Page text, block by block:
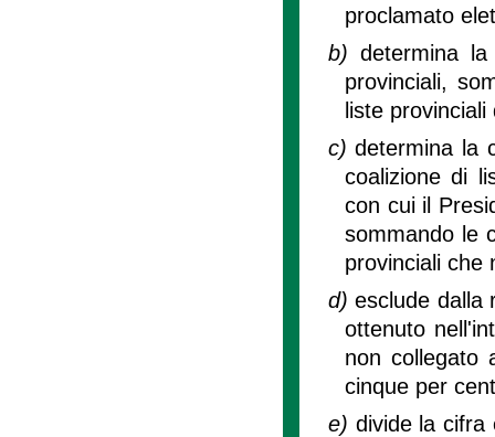
proclamato
b) determina
provinciali,
liste
c)determina la
coalizione di
con cui il
sommando le
provinciali che
d)esclude dalla
ottenuto
non collegato
cinque per
e) divide la cifra